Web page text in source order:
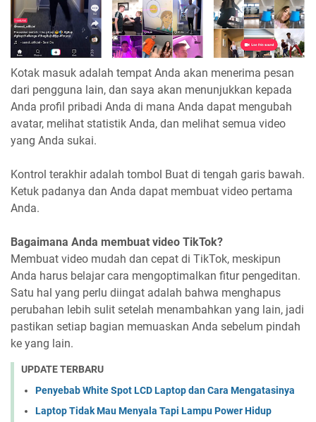
Kotak masuk adalah tempat Anda akan menerima pesan
dari pengguna lain, dan saya akan menunjukkan kepada
Anda profil pribadi Anda di mana Anda dapat mengubah
avatar, melihat statistik Anda, dan melihat semua video
yang Anda sukai.
Kontrol terakhir adalah tombol Buat di tengah garis bawah.
Ketuk padanya dan Anda dapat membuat video pertama
Anda.
Bagaimana Anda membuat video TikTok?
Membuat video mudah dan cepat di TikTok, meskipun
Anda harus belajar cara mengoptimalkan fitur pengeditan.
Satu hal yang perlu diingat adalah bahwa menghapus
perubahan lebih sulit setelah menambahkan yang lain, jadi
pastikan setiap bagian memuaskan Anda sebelum pindah
ke yang lain.
UPDATE TERBARU
Penyebab White Spot LCD Laptop dan Cara Mengatasinya
Laptop Tidak Mau Menyala Tapi Lampu Power Hidup